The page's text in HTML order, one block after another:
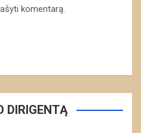
komentarą.
DIRIGENTĄ